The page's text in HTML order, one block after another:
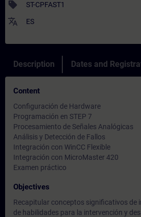
sell ST-CPFAST1
translate ES
Description Dates and
Content
Configuración de Hardware
Programación en STEP 7
Procesamiento de Señales Analógicas
Análisis y Detección de Fallos
Integración con WinCC Flexible
Integración con MicroMaster 420
Examen práctico
Objectives
Recapitular conceptos significativos de
de habilidades para la intervención y